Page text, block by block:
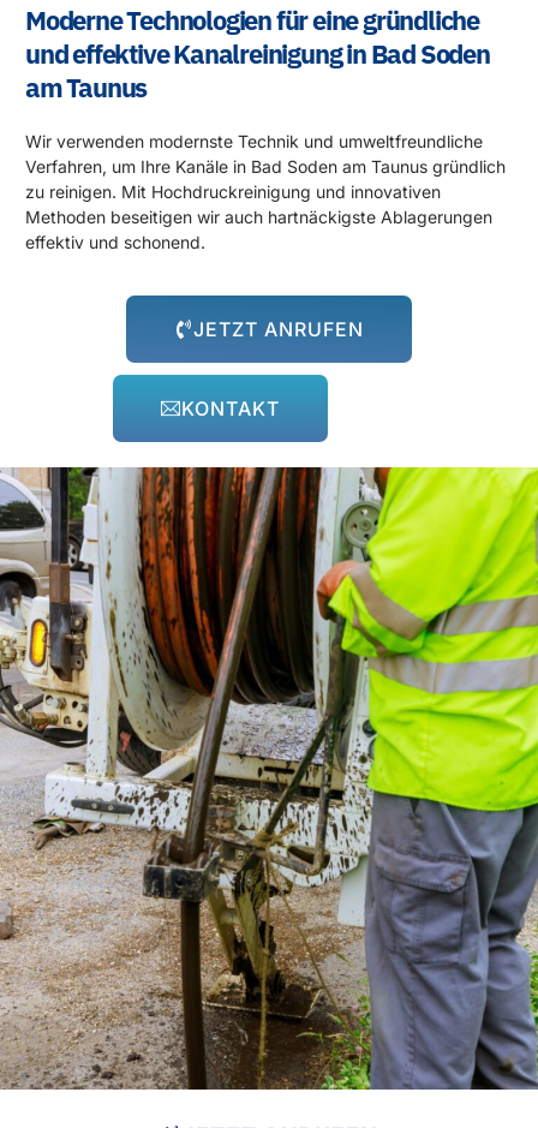
Moderne Technologien für eine gründliche
und effektive Kanalreinigung in Bad Soden
am Taunus
Wir verwenden modernste Technik und umweltfreundliche
Verfahren, um Ihre Kanäle in Bad Soden am Taunus gründlich
zu reinigen. Mit Hochdruckreinigung und innovativen
Methoden beseitigen wir auch hartnäckigste Ablagerungen
effektiv und schonend.
JETZT ANRUFEN
KONTAKT